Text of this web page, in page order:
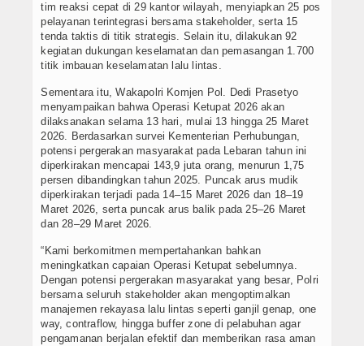
tim reaksi cepat di 29 kantor wilayah, menyiapkan 25 pos
pelayanan terintegrasi bersama stakeholder, serta 15
tenda taktis di titik strategis. Selain itu, dilakukan 92
kegiatan dukungan keselamatan dan pemasangan 1.700
titik imbauan keselamatan lalu lintas.
Sementara itu, Wakapolri Komjen Pol. Dedi Prasetyo
menyampaikan bahwa Operasi Ketupat 2026 akan
dilaksanakan selama 13 hari, mulai 13 hingga 25 Maret
2026. Berdasarkan survei Kementerian Perhubungan,
potensi pergerakan masyarakat pada Lebaran tahun ini
diperkirakan mencapai 143,9 juta orang, menurun 1,75
persen dibandingkan tahun 2025. Puncak arus mudik
diperkirakan terjadi pada 14–15 Maret 2026 dan 18–19
Maret 2026, serta puncak arus balik pada 25–26 Maret
dan 28–29 Maret 2026.
“Kami berkomitmen mempertahankan bahkan
meningkatkan capaian Operasi Ketupat sebelumnya.
Dengan potensi pergerakan masyarakat yang besar, Polri
bersama seluruh stakeholder akan mengoptimalkan
manajemen rekayasa lalu lintas seperti ganjil genap, one
way, contraflow, hingga buffer zone di pelabuhan agar
pengamanan berjalan efektif dan memberikan rasa aman